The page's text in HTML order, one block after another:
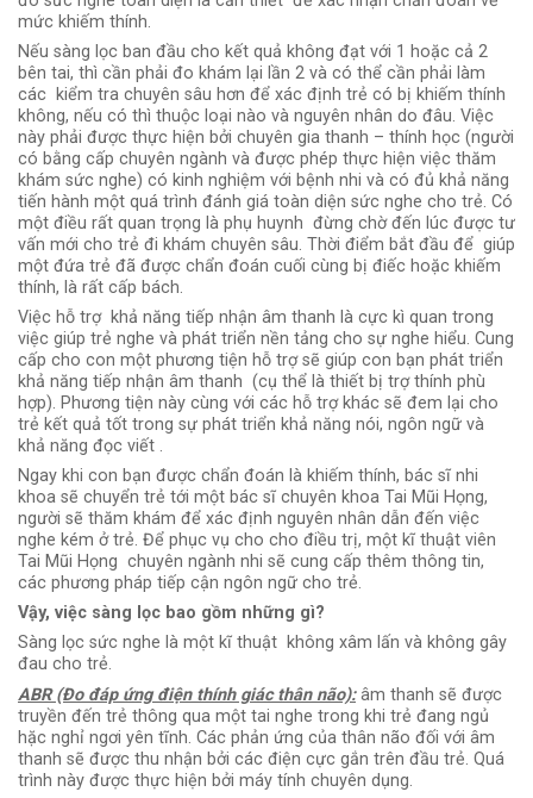
mức khiếm thính.
Nếu sàng lọc ban đầu cho kết quả không đạt với 1 hoặc cả 2
bên tai, thì cần phải đo khám lại lần 2 và có thể cần phải làm
các kiểm tra chuyên sâu hơn để xác định trẻ có bị khiếm thính
không, nếu có thì thuộc loại nào và nguyên nhân do đâu. Việc
này phải được thực hiện bởi chuyên gia thanh – thính học (người
có bằng cấp chuyên ngành và được phép thực hiện việc thăm
khám sức nghe) có kinh nghiệm với bệnh nhi và có đủ khả năng
tiến hành một quá trình đánh giá toàn diện sức nghe cho trẻ. Có
một điều rất quan trọng là phụ huynh đừng chờ đến lúc được tư
vấn mới cho trẻ đi khám chuyên sâu. Thời điểm bắt đầu để giúp
một đứa trẻ đã được chẩn đoán cuối cùng bị điếc hoặc khiếm
thính, là rất cấp bách.
Việc hỗ trợ khả năng tiếp nhận âm thanh là cực kì quan trong
việc giúp trẻ nghe và phát triển nền tảng cho sự nghe hiểu. Cung
cấp cho con một phương tiện hỗ trợ sẽ giúp con bạn phát triển
khả năng tiếp nhận âm thanh (cụ thể là thiết bị trợ thính phù
hợp). Phương tiện này cùng với các hỗ trợ khác sẽ đem lại cho
trẻ kết quả tốt trong sự phát triển khả năng nói, ngôn ngữ và
khả năng đọc viết .
Ngay khi con bạn được chẩn đoán là khiếm thính, bác sĩ nhi
khoa sẽ chuyển trẻ tới một bác sĩ chuyên khoa Tai Mũi Họng,
người sẽ thăm khám để xác định nguyên nhân dẫn đến việc
nghe kém ở trẻ. Để phục vụ cho cho điều trị, một kĩ thuật viên
Tai Mũi Họng chuyên ngành nhi sẽ cung cấp thêm thông tin,
các phương pháp tiếp cận ngôn ngữ cho trẻ.
Vậy, việc sàng lọc bao gồm những gì?
Sàng lọc sức nghe là một kĩ thuật không xâm lấn và không gây
đau cho trẻ.
ABR (Đo đáp ứng điện thính giác thân não):âm thanh sẽ được
truyền đến trẻ thông qua một tai nghe trong khi trẻ đang ngủ
hặc nghỉ ngơi yên tĩnh. Các phản ứng của thân não đối với âm
thanh sẽ được thu nhận bởi các điện cực gắn trên đầu trẻ. Quá
trình này được thực hiện bởi máy tính chuyên dụng.